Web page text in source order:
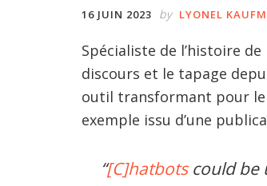
16 JUIN 2023 by LYONEL
Spécialiste de l’histoire
discours et le tapage
outil transformant pour le
exemple issu d’une
“[C]hatbotscould be